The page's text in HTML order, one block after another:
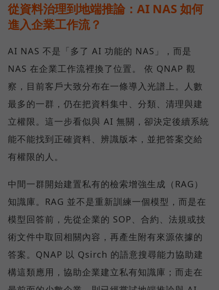
從資料治理到地端推論：AI NAS 如何
進入企業工作流？
AI NAS 不是「多了 AI 功能的 NAS」，而是
NAS 在企業工作流裡換了位置。 依 QNAP 觀
察，目前客戶大致分布在一條導入光譜上。人數
最多的一群，仍在把資料集中、分類、清理與建
立權限。這一步看似與 AI 無關，卻決定後續系統
能不能找到正確資料、辨識版本，並把答案交給
有權限的人。
中間一群開始建置私有的檢索增強生成（RAG）
知識庫。RAG 並不是重新訓練一個模型，而是在
模型回答前，先從企業的 SOP、合約、法規或技
術文件中取回相關內容，再產生附有來源依據的
答案。QNAP 以 Qsirch 的語意搜尋能力協助建
構這類應用，協助企業建立私有知識庫；而走在